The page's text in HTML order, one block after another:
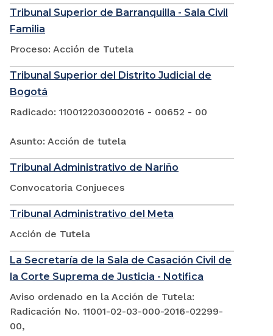
Tribunal Superior de Barranquilla - Sala Civil
Familia
Proceso: Acción de Tutela
Tribunal Superior del Distrito Judicial de
Bogotá
Radicado: 1100122030002016 - 00652 - 00
Asunto: Acción de tutela
Tribunal Administrativo de Nariño
Convocatoria Conjueces
Tribunal Administrativo del Meta
Acción de Tutela
La Secretaría de la Sala de Casación Civil de
la Corte Suprema de Justicia - Notifica
Aviso ordenado en la Acción de Tutela:
Radicación No. 11001-02-03-000-2016-02299-
00,